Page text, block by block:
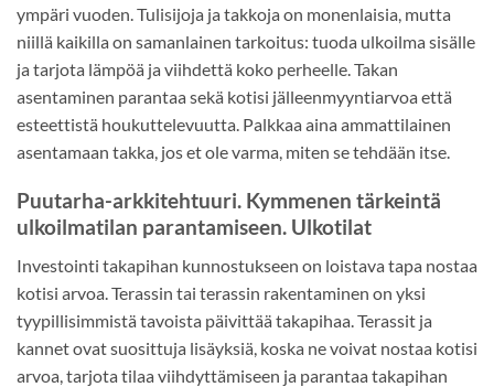
ympäri vuoden. Tulisijoja ja takkoja on monenlaisia, mutta
niillä kaikilla on samanlainen tarkoitus: tuoda ulkoilma sisälle
ja tarjota lämpöä ja viihdettä koko perheelle. Takan
asentaminen parantaa sekä kotisi jälleenmyyntiarvoa että
esteettistä houkuttelevuutta. Palkkaa aina ammattilainen
asentamaan takka, jos et ole varma, miten se tehdään itse.
Puutarha-arkkitehtuuri. Kymmenen tärkeintä
ulkoilmatilan parantamiseen. Ulkotilat
Investointi takapihan kunnostukseen on loistava tapa nostaa
kotisi arvoa. Terassin tai terassin rakentaminen on yksi
tyypillisimmistä tavoista päivittää takapihaa. Terassit ja
kannet ovat suosittuja lisäyksiä, koska ne voivat nostaa kotisi
arvoa, tarjota tilaa viihdyttämiseen ja parantaa takapihan